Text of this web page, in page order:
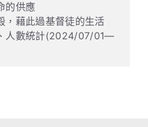
的供應
，藉此過基督徒的生活
人數統計(2024/07/01—